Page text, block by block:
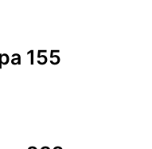
155